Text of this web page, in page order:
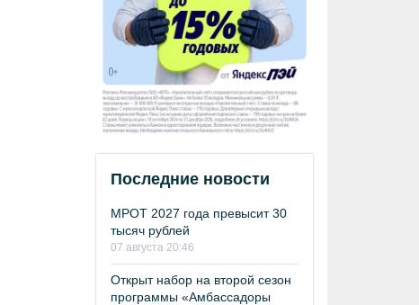
Последние новости
МРОТ 2027 года превысит 30
тысяч рублей
07 августа 20:46
Открыт набор на второй сезон
программы «Амбассадоры